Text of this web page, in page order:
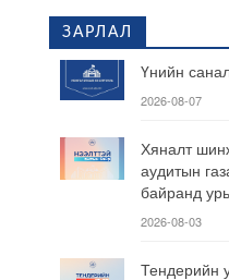
ЗАРЛАЛ
Үнийн
2026-08-07
Хяналт
аудитын
байранд
2026-08-03
Тендерийн